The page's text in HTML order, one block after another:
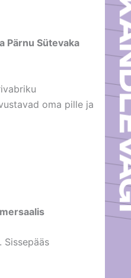
Pärnu Sütevaka
oma pille ja
Sissepääs